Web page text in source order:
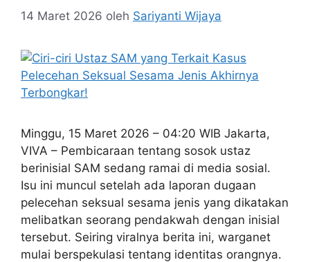
14 Maret 2026 oleh Sariyanti Wijaya
Minggu, 15 Maret 2026 – 04:20 WIB Jakarta,
VIVA – Pembicaraan tentang sosok ustaz
berinisial SAM sedang ramai di media sosial.
Isu ini muncul setelah ada laporan dugaan
pelecehan seksual sesama jenis yang dikatakan
melibatkan seorang pendakwah dengan inisial
tersebut. Seiring viralnya berita ini, warganet
mulai berspekulasi tentang identitas orangnya.